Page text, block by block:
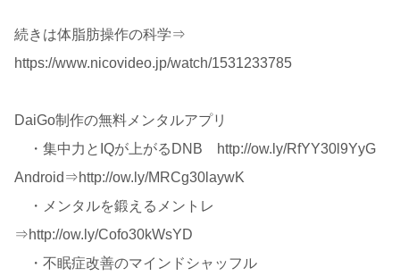
続きは体脂肪操作の科学⇒
https://www.nicovideo.jp/watch/1531233785
DaiGo制作の無料メンタルアプリ
・集中力とIQが上がるDNB http://ow.ly/RfYY30l9YyG
Android⇒http://ow.ly/MRCg30laywK
・メンタルを鍛えるメントレ
⇒http://ow.ly/Cofo30kWsYD
・不眠症改善のマインドシャッフル